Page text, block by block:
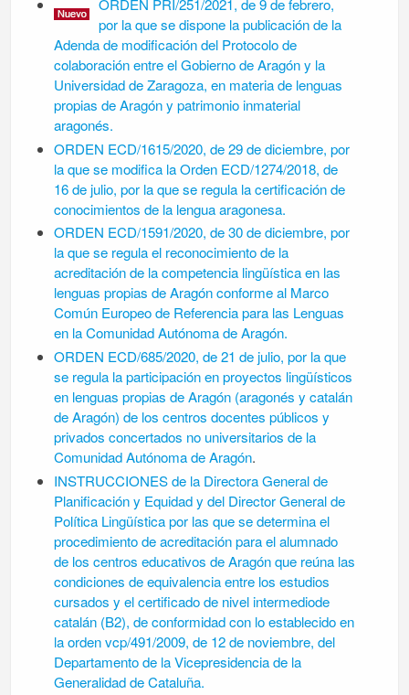
por la que se dispone la publicación de la
Adenda de modificación del Protocolo de
colaboración entre el Gobierno de Aragón y la
Universidad de Zaragoza, en materia de lenguas
propias de Aragón y patrimonio inmaterial
aragonés.
ORDEN ECD/1615/2020, de 29 de diciembre, por
la que se modifica la Orden ECD/1274/2018, de
16 de julio, por la que se regula la certificación de
conocimientos de la lengua aragonesa.
ORDEN ECD/1591/2020, de 30 de diciembre, por
la que se regula el reconocimiento de la
acreditación de la competencia lingüística en las
lenguas propias de Aragón conforme al Marco
Común Europeo de Referencia para las Lenguas
en la Comunidad Autónoma de Aragón.
ORDEN ECD/685/2020, de 21 de julio, por la que
se regula la participación en proyectos lingüísticos
en lenguas propias de Aragón (aragonés y catalán
de Aragón) de los centros docentes públicos y
privados concertados no universitarios de la
Comunidad Autónoma de Aragón.
INSTRUCCIONES de la Directora General de
Planificación y Equidad y del Director General de
Política Lingüística por las que se determina el
procedimiento de acreditación para el alumnado
de los centros educativos de Aragón que reúna las
condiciones de equivalencia entre los estudios
cursados y el certificado de nivel intermediode
catalán (B2), de conformidad con lo establecido en
la orden vcp/491/2009, de 12 de noviembre, del
Departamento de la Vicepresidencia de la
Generalidad de Cataluña.